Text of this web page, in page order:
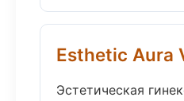
Esthetic Aura
Эстетическая